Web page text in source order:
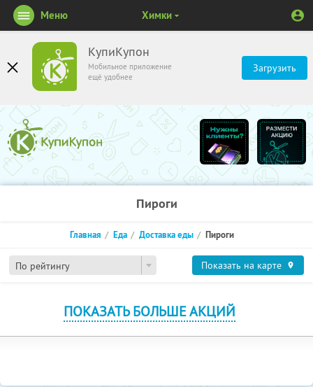
КупиКупон
Мобильное приложение
ещё удобнее
Загрузить
Меню Химки
Пироги
По рейтингу
Главная Еда Доставка еды Пироги
Показать на карте
ПОКАЗАТЬ БОЛЬШЕ АКЦИЙ